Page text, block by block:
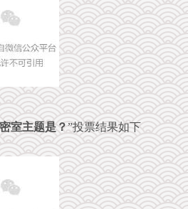
室主题是？”投票结果如下